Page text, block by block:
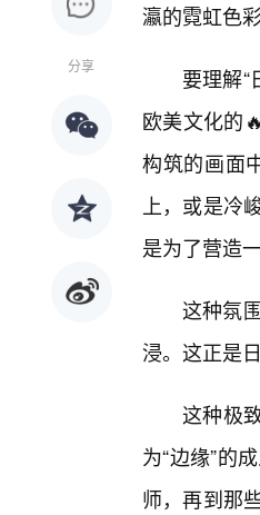
分享
瀛的霓虹色
要理解
欧美文化的
构筑的画面
上，或是冷
是为了营造
这种氛
浸。这正是
这种极
为“边缘”的
师，再到那